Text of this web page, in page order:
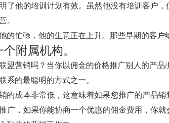
了他的培训计划有效。虽然他没有培训客户
。
的忙碌，他的生意正在上升。那些早期的客户
附属机构。
盟营销吗？当你以佣金的价格推广别人的产
系的最聪明的方式之一。
的成本非常低，这意味着如果您推广的产品
广，如果你能协商一个优惠的佣金费用，你